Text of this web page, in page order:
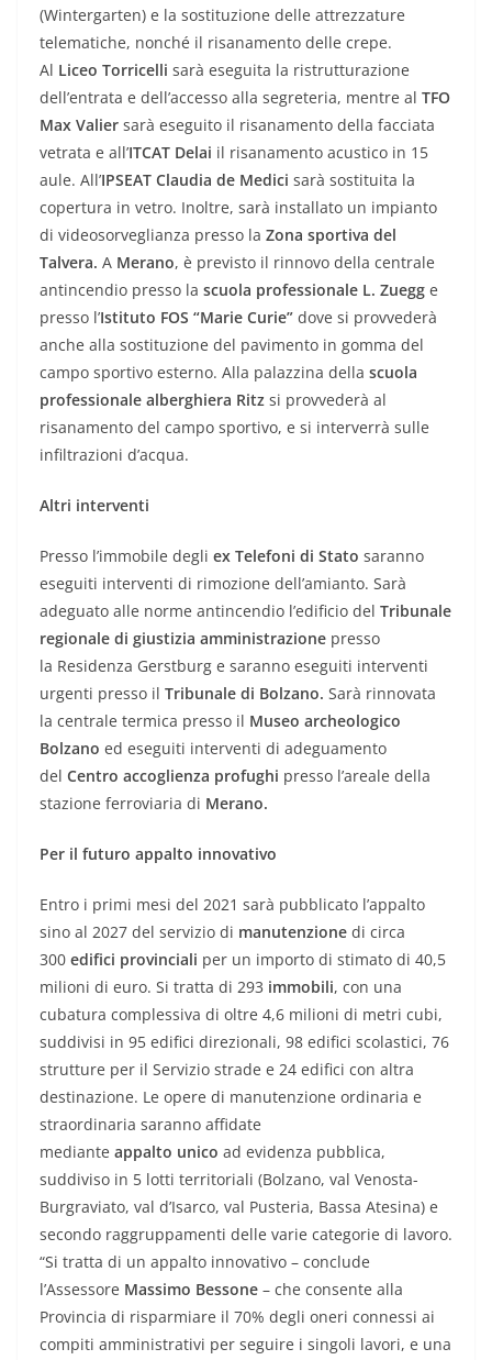
(Wintergarten) e la sostituzione delle attrezzature
telematiche, nonché il risanamento delle crepe.
Al Liceo Torricelli sarà eseguita la ristrutturazione
dell’entrata e dell’accesso alla segreteria, mentre al TFO
Max Valier sarà eseguito il risanamento della facciata
vetrata e all’ITCAT Delai il risanamento acustico in 15
aule. All’IPSEAT Claudia de Medici sarà sostituita la
copertura in vetro. Inoltre, sarà installato un impianto
di videosorveglianza presso la Zona sportiva del
Talvera. A Merano, è previsto il rinnovo della centrale
antincendio presso la scuola professionale L. Zuegg e
presso l’Istituto FOS “Marie Curie” dove si provvederà
anche alla sostituzione del pavimento in gomma del
campo sportivo esterno. Alla palazzina della scuola
professionale alberghiera Ritz si provvederà al
risanamento del campo sportivo, e si interverrà sulle
infiltrazioni d’acqua.
Altri interventi
Presso l’immobile degli ex Telefoni di Stato saranno
eseguiti interventi di rimozione dell’amianto. Sarà
adeguato alle norme antincendio l’edificio del Tribunale
regionale di giustizia amministrazione presso
la Residenza Gerstburg e saranno eseguiti interventi
urgenti presso il Tribunale di Bolzano. Sarà rinnovata
la centrale termica presso il Museo archeologico
Bolzano ed eseguiti interventi di adeguamento
del Centro accoglienza profughi presso l’areale della
stazione ferroviaria di Merano.
Per il futuro appalto innovativo
Entro i primi mesi del 2021 sarà pubblicato l’appalto
sino al 2027 del servizio di manutenzione di circa
300 edifici provinciali per un importo di stimato di 40,5
milioni di euro. Si tratta di 293 immobili, con una
cubatura complessiva di oltre 4,6 milioni di metri cubi,
suddivisi in 95 edifici direzionali, 98 edifici scolastici, 76
strutture per il Servizio strade e 24 edifici con altra
destinazione. Le opere di manutenzione ordinaria e
straordinaria saranno affidate
mediante appalto unico ad evidenza pubblica,
suddiviso in 5 lotti territoriali (Bolzano, val Venosta-
Burgraviato, val d’Isarco, val Pusteria, Bassa Atesina) e
secondo raggruppamenti delle varie categorie di lavoro.
“Si tratta di un appalto innovativo – conclude
l’Assessore Massimo Bessone – che consente alla
Provincia di risparmiare il 70% degli oneri connessi ai
compiti amministrativi per seguire i singoli lavori, e una